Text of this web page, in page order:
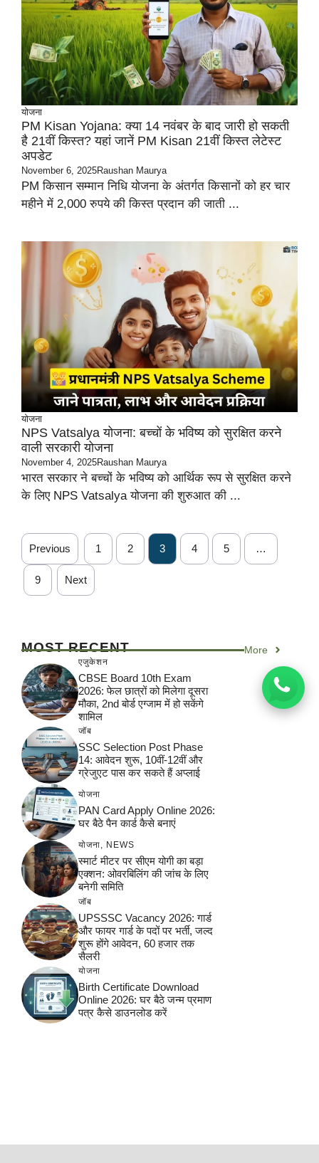
योजना
PM Kisan Yojana: क्या 14 नवंबर के बाद जारी हो सकती
है 21वीं किस्त? यहां जानें PM Kisan 21वीं किस्त लेटेस्ट
अपडेट
November 6, 2025Raushan Maurya
PM किसान सम्मान निधि योजना के अंतर्गत किसानों को हर चार
महीने में 2,000 रुपये की किस्त प्रदान की जाती ...
योजना
NPS Vatsalya योजना: बच्चों के भविष्य को सुरक्षित करने
वाली सरकारी योजना
November 4, 2025Raushan Maurya
भारत सरकार ने बच्चों के भविष्य को आर्थिक रूप से सुरक्षित करने
के लिए NPS Vatsalya योजना की शुरुआत की ...
Previous 1 2 3 4 5 …
9 Next
MOST RECENT More
एजुकेशन
CBSE Board 10th Exam
2026: फेल छात्रों को मिलेगा दूसरा
मौका, 2nd बोर्ड एग्जाम में हो सकेंगे
शामिल
जॉब
SSC Selection Post Phase
14: आवेदन शुरू, 10वीं-12वीं और
ग्रेजुएट पास कर सकते हैं अप्लाई
योजना
PAN Card Apply Online 2026:
घर बैठे पैन कार्ड कैसे बनाएं
योजना, NEWS
स्मार्ट मीटर पर सीएम योगी का बड़ा
एक्शन: ओवरबिलिंग की जांच के लिए
बनेगी समिति
जॉब
UPSSSC Vacancy 2026: गार्ड
और फायर गार्ड के पदों पर भर्ती, जल्द
शुरू होंगे आवेदन, 60 हजार तक
सैलरी
योजना
Birth Certificate Download
Online 2026: घर बैठे जन्म प्रमाण
पत्र कैसे डाउनलोड करें